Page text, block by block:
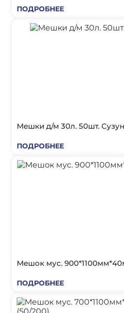
ПОДРОБНЕЕ
Мешки д/м 30л. 50шт.
ПОДРОБНЕЕ
Мешок мус.
ПОДРОБНЕЕ